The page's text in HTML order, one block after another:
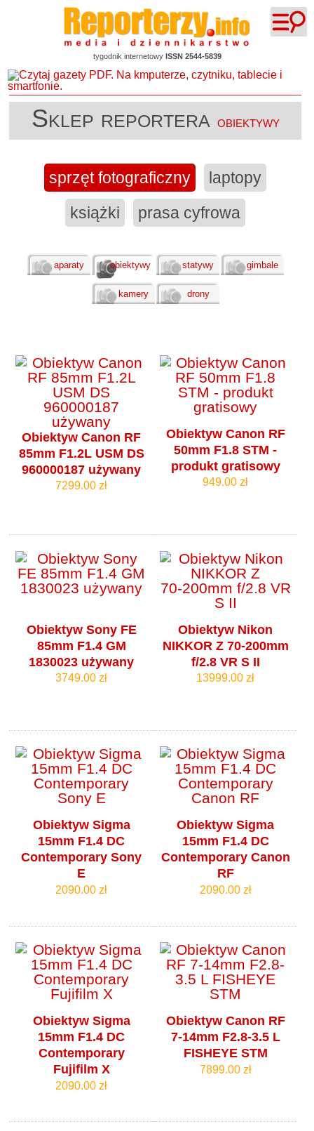
tygodnik internetowy ISSN 2544-5839
Sklep reportera obiektywy
sprzęt fotograficzny
laptopy
książki
prasa cyfrowa
aparaty obiektywy statywy gimbale
kamery drony
Obiektyw Canon RF
85mm F1.2L USM DS
960000187 używany
7299.00 zł
Obiektyw Canon RF
50mm F1.8 STM -
produkt gratisowy
949.00 zł
Obiektyw Sony FE
85mm F1.4 GM
1830023 używany
3749.00 zł
Obiektyw Nikon
NIKKOR Z 70‑200mm
f/2.8 VR S II
13999.00 zł
Obiektyw Sigma
15mm F1.4 DC
Contemporary Sony
E
2090.00 zł
Obiektyw Sigma
15mm F1.4 DC
Contemporary Canon
RF
2090.00 zł
Obiektyw Sigma
15mm F1.4 DC
Contemporary
Fujifilm X
2090.00 zł
Obiektyw Canon RF
7-14mm F2.8-3.5 L
FISHEYE STM
7899.00 zł